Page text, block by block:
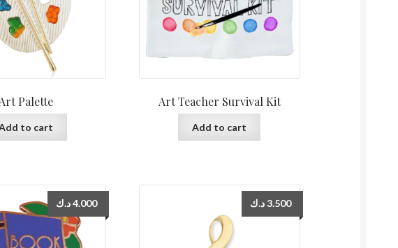
Art Palette
to cart
Art Teacher Survival Kit
Add to cart
4.000 د.ك 3.500د.ك